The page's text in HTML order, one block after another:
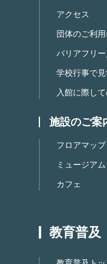
アクセス
団体のご利
バリアフリ
学校行事で
入館に際し
施設のご案
フロアマップ
ミュージア
カフェ
教育普及